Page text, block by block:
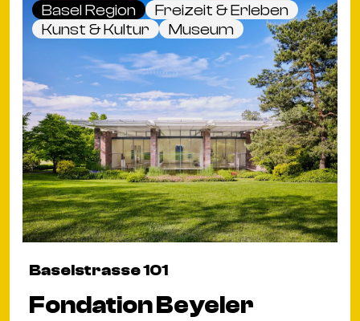
Basel Region
Freizeit & Erleben
Kunst & Kultur
Museum
Baselstrasse 101
Fondation Beyeler